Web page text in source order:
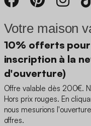
Votre maison
10% offerts
inscription à la
d'ouverture)
Offre valable dès 200€.
Hors prix rouges. En
nous mesurions
offres.